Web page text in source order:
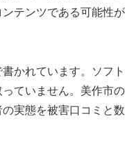
テンツである可能性が
かれています。ソフト
ていません。美作市の
実態を被害口コミと数